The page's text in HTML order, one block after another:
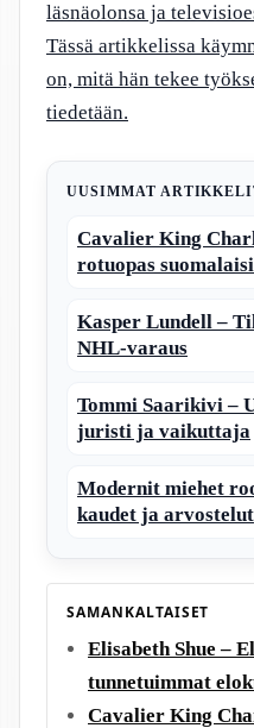
läsnäolonsa ja
Tässä artikkelissa
on, mitä hän tekee
tiedetään.
UUSIMMAT
Cavalier King
rotuopas
Kasper Lundell –
NHL-varaus
Tommi Saarikivi –
juristi ja vaikuttaja
Modernit miehet
kaudet ja arvostelut
SAMANKALTAISET
Elisabeth Shue –
tunnetuimmat
Cavalier King